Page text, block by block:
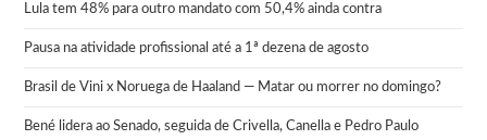
Lula tem 48% para outro mandato com 50,4% ainda contra
Pausa na atividade profissional até a 1ª dezena de agosto
Brasil de Vini x Noruega de Haaland — Matar ou morrer no domingo?
Bené lidera ao Senado, seguida de Crivella, Canella e Pedro Paulo